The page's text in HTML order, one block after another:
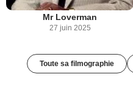
Mr Loverman
27 juin 2025
Toute sa filmographie